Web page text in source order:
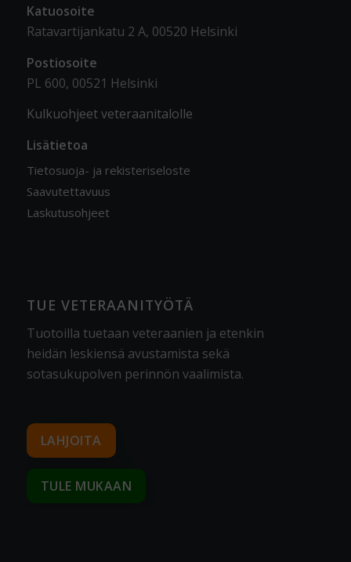
Katuosoite
Ratavartijankatu 2 A, 00520 Helsinki
Postiosoite
PL 600, 00521 Helsinki
Kulkuohjeet veteraanitalolle
Lisätietoa
Tietosuoja- ja rekisteriseloste
Saavutettavuus
Laskutusohjeet
TUE VETERAANITYÖTÄ
Tuotoilla tuetaan veteraanien ja etenkin
heidän leskiensä avustamista sekä
sotasukupolven perinnön vaalimista.
LAHJOITA
TULE MUKAAN